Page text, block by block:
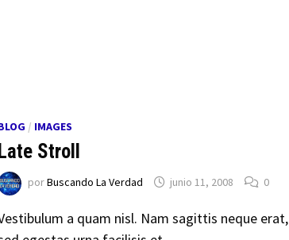
/ IMAGES
Late Stroll
porBuscando La Verdad junio 11, 2008 0
a quam nisl. Nam sagittis neque erat,